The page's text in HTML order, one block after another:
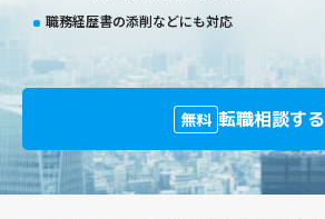
職務経歴書の添削などにも対応
無料 転職相談する